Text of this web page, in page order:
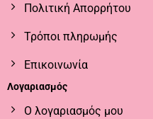
Πολιτική Απορρήτου
Τρόποι πληρωμής
Επικοινωνία
Λογαριασμός
Ο λογαριασμός μου